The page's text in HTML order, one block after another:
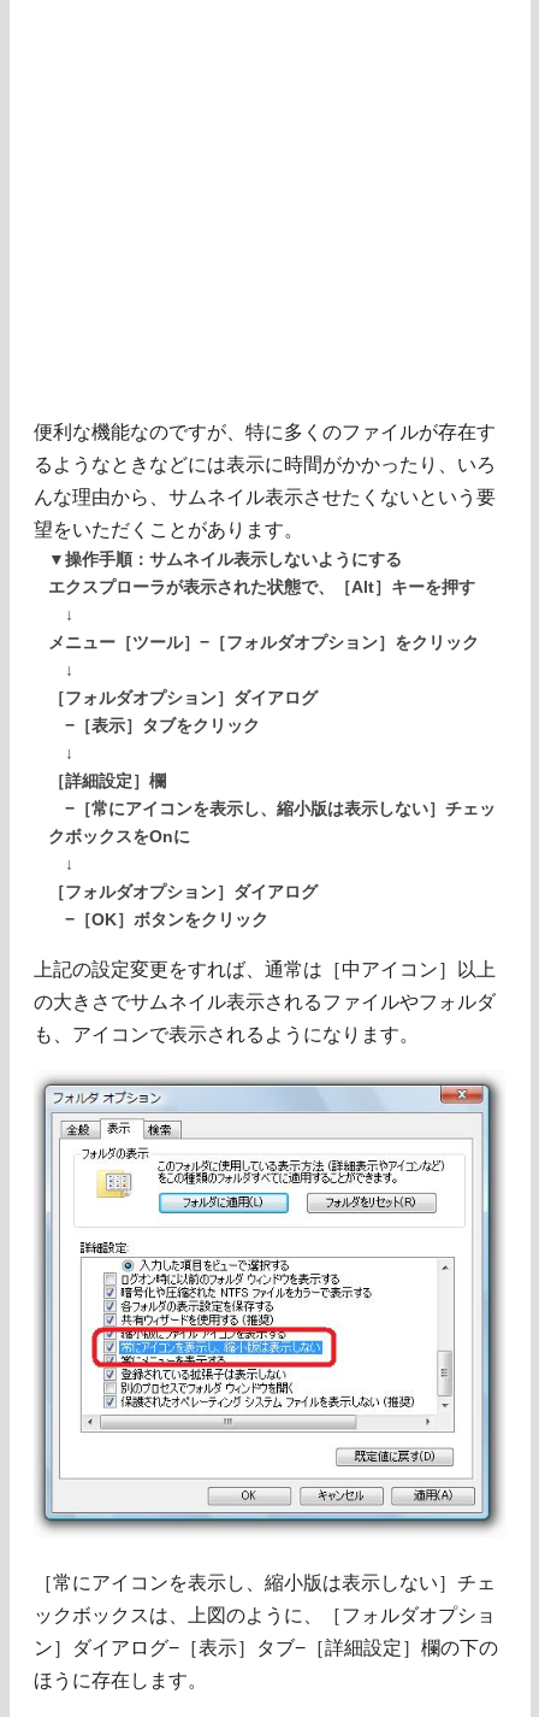
便利な機能なのですが、特に多くのファイルが存在す
るようなときなどには表示に時間がかかったり、いろ
んな理由から、サムネイル表示させたくないという要
望をいただくことがあります。
▼操作手順：サムネイル表示しないようにする
エクスプローラが表示された状態で、［Alt］キーを押す
↓
メニュー［ツール］−［フォルダオプション］をクリック
↓
［フォルダオプション］ダイアログ
−［表示］タブをクリック
↓
［詳細設定］欄
−［常にアイコンを表示し、縮小版は表示しない］チェッ
クボックスをOnに
↓
［フォルダオプション］ダイアログ
−［OK］ボタンをクリック
上記の設定変更をすれば、通常は［中アイコン］以上
の大きさでサムネイル表示されるファイルやフォルダ
も、アイコンで表示されるようになります。
［常にアイコンを表示し、縮小版は表示しない］チェ
ックボックスは、上図のように、［フォルダオプショ
ン］ダイアログ−［表示］タブ−［詳細設定］欄の下の
ほうに存在します。